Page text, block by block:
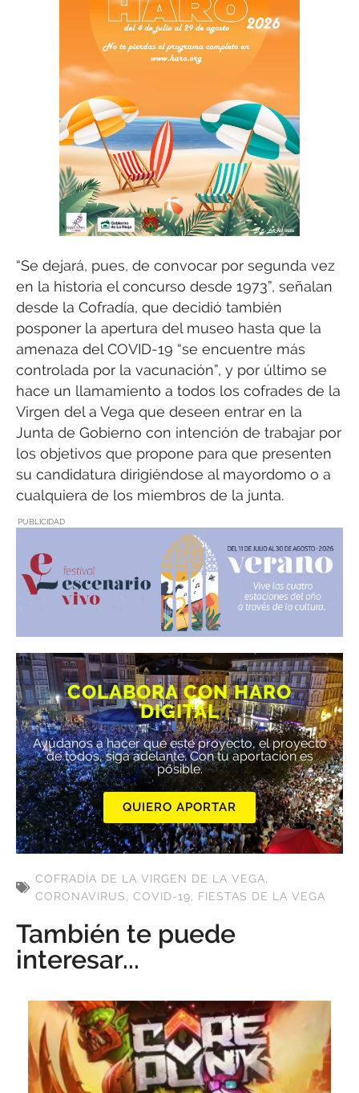
“Se dejará, pues, de convocar por segunda vez
en la historia el concurso desde 1973”, señalan
desde la Cofradía, que decidió también
posponer la apertura del museo hasta que la
amenaza del COVID-19 “se encuentre más
controlada por la vacunación”, y por último se
hace un llamamiento a todos los cofrades de la
Virgen del a Vega que deseen entrar en la
Junta de Gobierno con intención de trabajar por
los objetivos que propone para que presenten
su candidatura dirigiéndose al mayordomo o a
cualquiera de los miembros de la junta.
PUBLICIDAD
COLABORA CON HARO
DIGITAL
Ayúdanos a hacer que este proyecto, el proyecto
de todos, siga adelante. Con tu aportación es
posible.
QUIERO APORTAR
COFRADÍA DE LA VIRGEN DE LA VEGA,
CORONAVIRUS, COVID-19, FIESTAS DE LA VEGA
También te puede
interesar...